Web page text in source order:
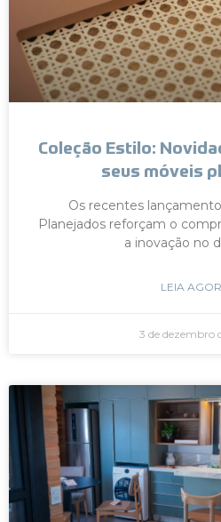
Coleção Estilo:
seus móveis
Os recentes
Planejados reforçam o
a inovação no
LEIA
3 de dezembro